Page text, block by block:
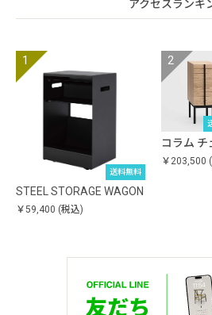
アクセスランキ
送料無料
STEEL STORAGE WAGON
￥59,400 (税込)
コラム チ
￥203,500